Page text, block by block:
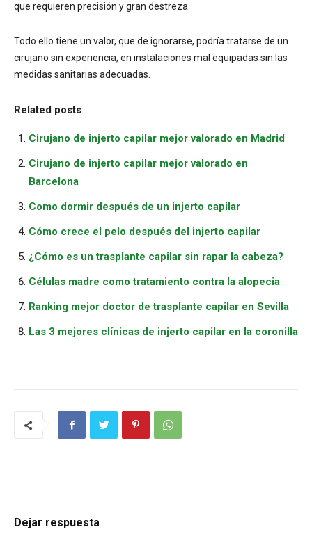
que requieren precisión y gran destreza.
Todo ello tiene un valor, que de ignorarse, podría tratarse de un
cirujano sin experiencia, en instalaciones mal equipadas sin las
medidas sanitarias adecuadas.
Related posts
Cirujano de injerto capilar mejor valorado en Madrid
Cirujano de injerto capilar mejor valorado en
Barcelona
Como dormir después de un injerto capilar
Cómo crece el pelo después del injerto capilar
¿Cómo es un trasplante capilar sin rapar la cabeza?
Células madre como tratamiento contra la alopecia
Ranking mejor doctor de trasplante capilar en Sevilla
Las 3 mejores clínicas de injerto capilar en la coronilla
Dejar respuesta